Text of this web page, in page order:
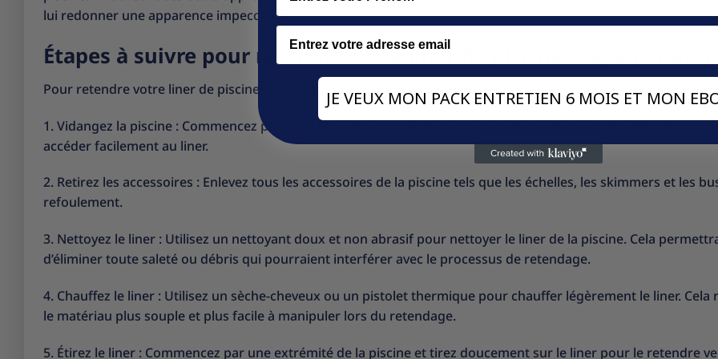
lui redonner une apparence impeccable.
Étapes à suivre pour retendre votre liner de piscine étape par étape
Pour retendre votre liner de piscine étape par étape, suivez ces étapes simples :
1. Vidangez la piscine : Commencez par vider l’eau de votre piscine jusqu’à ce que le niveau soit suffisamment
accéder facilement au liner.
2. Retirez les accessoires : Enlevez tous les accessoires de la piscine tels que les échelles, les skimmers et les
refoulement.
3. Nettoyez le liner : Utilisez un nettoyant doux et non abrasif pour nettoyer le liner de la piscine. Cela
d’éliminer toute saleté ou débris qui pourraient interférer avec le processus de retendage.
4. Chauffez le liner : Utilisez un sèche-cheveux ou un pistolet thermique pour chauffer légèrement le liner. Cela
le matériau plus souple et plus facile à manipuler lors du retendage.
5. Étirez le liner : Commencez par une extrémité de la piscine et tirez doucement sur le liner pour le retendre
Email
JE VEUX MON PACK ENTRETIEN 6 MOIS ET MON